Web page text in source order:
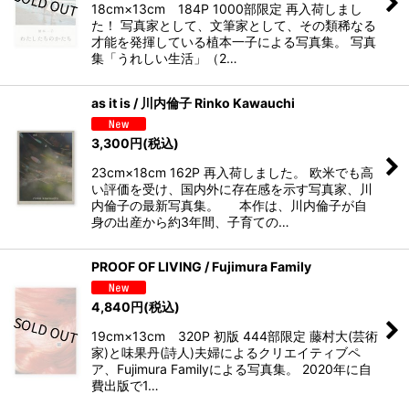
18cm×13cm 184P 1000部限定 再入荷しまし
た！ 写真家として、文筆家として、その類稀なる
才能を発揮している植本一子による写真集。 写真
集「うれしい生活」（2…
as it is / 川内倫子 Rinko Kawauchi
3,300円(税込)
23cm×18cm 162P 再入荷しました。 欧米でも高
い評価を受け、国内外に存在感を示す写真家、川
内倫子の最新写真集。 本作は、川内倫子が自
身の出産から約3年間、子育ての…
PROOF OF LIVING / Fujimura Family
4,840円(税込)
19cm×13cm 320P 初版 444部限定 藤村大(芸術
家)と味果丹(詩人)夫婦によるクリエイティブペ
ア、Fujimura Familyによる写真集。 2020年に自
費出版で1…